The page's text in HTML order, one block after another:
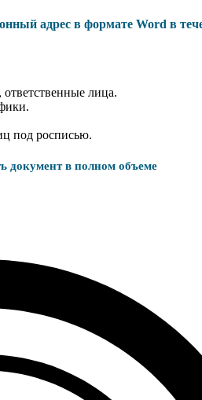
адрес в формате Word в
лица.
под росписью.
документ в полном объеме